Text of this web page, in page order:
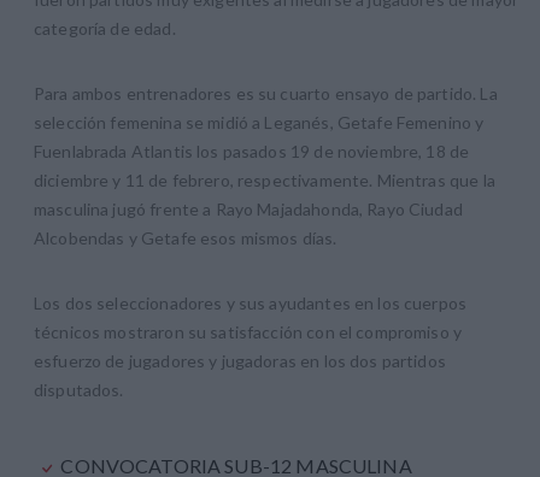
categoría de edad.
Para ambos entrenadores es su cuarto ensayo de partido. La
selección femenina se midió a Leganés, Getafe Femenino y
Fuenlabrada Atlantis los pasados 19 de noviembre, 18 de
diciembre y 11 de febrero, respectivamente. Mientras que la
masculina jugó frente a Rayo Majadahonda, Rayo Ciudad
Alcobendas y Getafe esos mismos días.
Los dos seleccionadores y sus ayudantes en los cuerpos
técnicos mostraron su satisfacción con el compromiso y
esfuerzo de jugadores y jugadoras en los dos partidos
disputados.
CONVOCATORIA SUB-12 MASCULINA